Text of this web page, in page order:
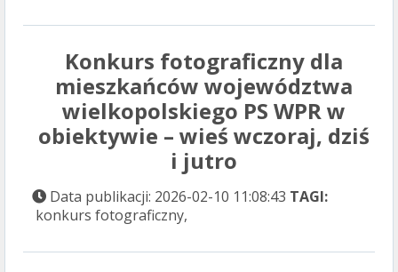
Konkurs fotograficzny dla
mieszkańców województwa
wielkopolskiego PS WPR w
obiektywie – wieś wczoraj, dziś
i jutro
Data publikacji: 2026-02-10 11:08:43 TAGI:
konkurs fotograficzny,